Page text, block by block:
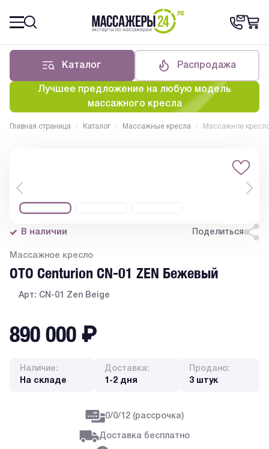
Каталог Распродажа
Лучшее предложение на любую модель
массажного кресла
Главная страница / Каталог / Массажные кресла / Массажное
В наличии Поделиться
Массажное кресло
OTO Centurion CN-01 ZEN Бежевый
Арт: CN-01 Zen Beige
890 000 ₽
Наличие:
На складе
Доставка:
1-2 дня
Продано:
3 штук
0/0/12 (рассрочка)
Доставка бесплатно